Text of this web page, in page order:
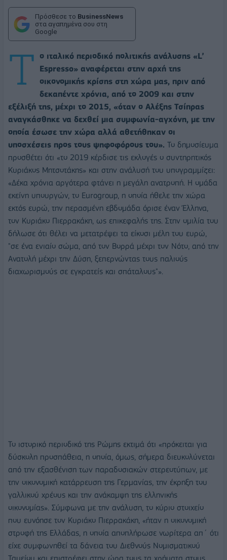
Πρόσθεσε το BusinessNews
στα αγαπημένα σου στη
Google
Τ
ο ιταλικό περιοδικό πολιτικής ανάλυσης «L’
Espresso» αναφέρεται στην αρχή της
οικονομικής κρίσης στη χώρα μας, πριν από
δεκαπέντε χρόνια, από το 2009 και στην
εξέλιξή της, μέχρι το 2015, «όταν ο Αλέξης Τσίπρας
αναγκάσθηκε να δεχθεί μια συμφωνία-αγχόνη, με την
οποία έσωσε την χώρα αλλά αθετήθηκαν οι
υποσχέσεις προς τους ψηφοφόρους του». Το δημοσίευμα
προσθέτει ότι «το 2019 κέρδισε τις εκλογές ο συντηρητικός
Κυριάκος Μητσοτάκης» και στην ανάλυσή του υπογραμμίζει:
«Δέκα χρόνια αργότερα φτάνει η μεγάλη ανατροπή. Η ομάδα
εκείνη υπουργών, το Eurogroup, η οποία ήθελε την χώρα
εκτός ευρώ, την περασμένη εβδομάδα όρισε έναν Έλληνα,
τον Κυριάκο Πιερρακάκη, ως επικεφαλής της. Στην ομιλία του
δήλωσε ότι θέλει να μετατρέψει τα είκοσι μέλη του ευρώ,
"σε ένα ενιαίο σώμα, από τον Βορρά μέχρι τον Νότο, από την
Ανατολή μέχρι την Δύση, ξεπερνώντας τους παλιούς
διαχωρισμούς σε εγκρατείς και σπάταλους"».
Το ιστορικό περιοδικό της Ρώμης εκτιμά ότι «πρόκειται για
δύσκολη προσπάθεια, η οποία, όμως, σήμερα διευκολύνεται
από την εξασθένιση των παραδοσιακών στερεοτύπων, με
την οικονομική κατάρρευση της Γερμανίας, την έκρηξη του
γαλλικού χρέους και την ανάκαμψη της ελληνικής
οικονομίας». Σύμφωνα με την ανάλυση, το κύριο στοιχείο
που ευνόησε τον Κυριάκο Πιερρακάκη, «ήταν η οικονομική
στροφή της Ελλάδας, η οποία αποπλήρωσε νωρίτερα απ΄ ότι
είχε συμφωνηθεί τα δάνεια του Διεθνούς Νομισματικού